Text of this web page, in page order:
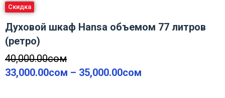
Скидка
Духовой шкаф Hansa объемом 77 литров
(ретро)
40,000.00сом
33,000.00сом – 35,000.00сом